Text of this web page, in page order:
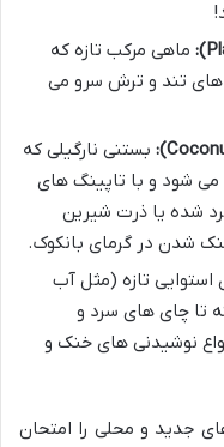
ماهی مرکب تازه که
تند و ترش سرو می
بستنی نارگیلی که
شود و با تاپینگ های
شده یا ذرت شیرین
شدن در گرمای بانکوک.
استوایی تازه (مثل آب
تا چای های سرد و
نوشیدنی های خنک و
جدید و محلی را امتحان